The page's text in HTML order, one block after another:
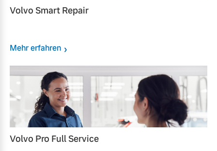
Volvo Smart Repair
Mehr erfahren
Volvo Pro Full Service